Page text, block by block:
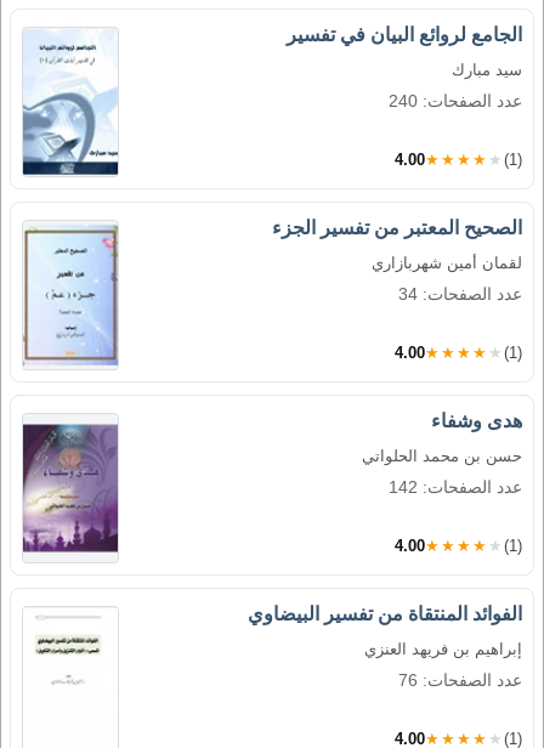
الجامع لروائع البيان في تفسير
سيد مبارك
عدد الصفحات: 240
4.00★★★★★ (1)
الصحيح المعتبر من تفسير الجزء
لقمان أمين شهربازاري
عدد الصفحات: 34
4.00★★★★★ (1)
هدى وشفاء
حسن بن محمد الحلواتي
عدد الصفحات: 142
4.00★★★★★ (1)
الفوائد المنتقاة من تفسير البيضاوي
إبراهيم بن فريهد العنزي
عدد الصفحات: 76
4.00★★★★★ (1)